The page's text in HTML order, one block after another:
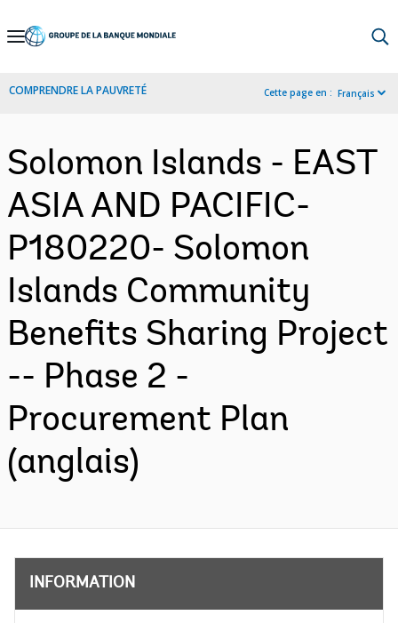
Skip
Navigation
COMPRENDRE LA PAUVRETÉ Cette page en : Français
Solomon Islands - EAST
ASIA AND PACIFIC-
P180220- Solomon
Islands Community
Benefits Sharing Project
-- Phase 2 -
Procurement Plan
(anglais)
INFORMATION